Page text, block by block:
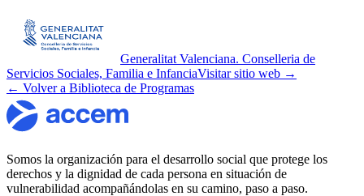
Generalitat Valenciana. Conselleria de
Servicios Sociales, Familia e InfanciaVisitar sitio web →
← Volver a Biblioteca de Programas
Somos la organización para el desarrollo social que protege los
derechos y la dignidad de cada persona en situación de
vulnerabilidad acompañándolas en su camino, paso a paso.